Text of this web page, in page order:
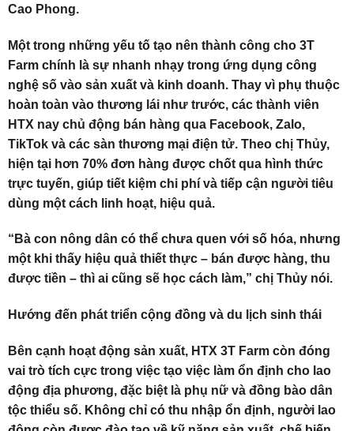
Cao Phong.
Một trong những yếu tố tạo nên thành công cho 3T
Farm chính là sự nhanh nhạy trong ứng dụng công
nghệ số vào sản xuất và kinh doanh. Thay vì phụ thuộc
hoàn toàn vào thương lái như trước, các thành viên
HTX nay chủ động bán hàng qua Facebook, Zalo,
TikTok và các sàn thương mại điện tử. Theo chị Thủy,
hiện tại hơn 70% đơn hàng được chốt qua hình thức
trực tuyến, giúp tiết kiệm chi phí và tiếp cận người tiêu
dùng một cách linh hoạt, hiệu quả.
“Bà con nông dân có thể chưa quen với số hóa, nhưng
một khi thấy hiệu quả thiết thực – bán được hàng, thu
được tiền – thì ai cũng sẽ học cách làm,” chị Thủy nói.
Hướng đến phát triển cộng đồng và du lịch sinh thái
Bên cạnh hoạt động sản xuất, HTX 3T Farm còn đóng
vai trò tích cực trong việc tạo việc làm ổn định cho lao
động địa phương, đặc biệt là phụ nữ và đồng bào dân
tộc thiểu số. Không chỉ có thu nhập ổn định, người lao